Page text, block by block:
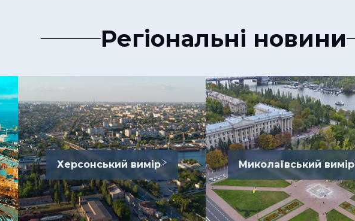
Регіональні новини
Херсонський вимір Миколаївський вимір